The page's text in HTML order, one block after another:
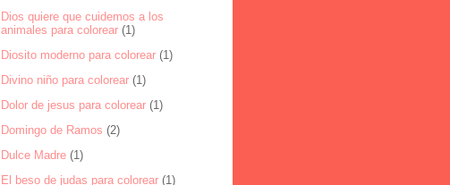
Dios quiere que cuidemos a los
animales para colorear (1)
Diosito moderno para colorear (1)
Divino niño para colorear (1)
Dolor de jesus para colorear (1)
Domingo de Ramos (2)
Dulce Madre (1)
El beso de judas para colorear (1)